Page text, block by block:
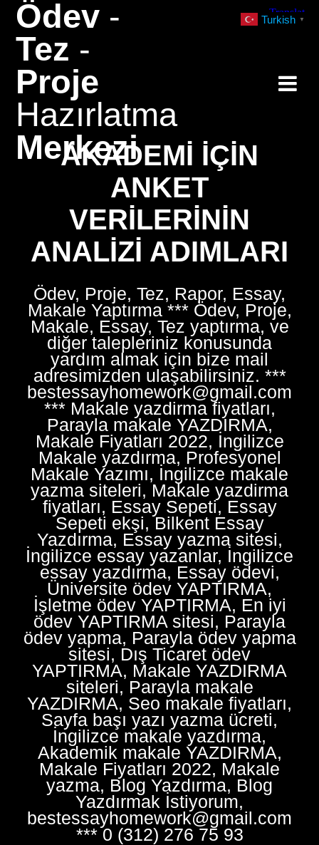
Ödev -
Tez -
Proje
Hazırlatma
Merkezi
AKADEMI İÇIN
ANKET
VERILERININ
ANALIZI ADIMLARI
Ödev, Proje, Tez, Rapor, Essay,
Makale Yaptırma *** Ödev, Proje,
Makale, Essay, Tez yaptırma, ve
diğer talepleriniz konusunda
yardım almak için bize mail
adresimizden ulaşabilirsiniz. ***
bestessayhomework@gmail.com
*** Makale yazdirma fiyatları,
Parayla makale YAZDIRMA,
Makale Fiyatları 2022, İngilizce
Makale yazdırma, Profesyonel
Makale Yazımı, İngilizce makale
yazma siteleri, Makale yazdirma
fiyatları, Essay Sepeti, Essay
Sepeti ekşi, Bilkent Essay
Yazdırma, Essay yazma sitesi,
İngilizce essay yazanlar, İngilizce
essay yazdırma, Essay ödevi,
Üniversite ödev YAPTIRMA,
İşletme ödev YAPTIRMA, En iyi
ödev YAPTIRMA sitesi, Parayla
ödev yapma, Parayla ödev yapma
sitesi, Dış Ticaret ödev
YAPTIRMA, Makale YAZDIRMA
siteleri, Parayla makale
YAZDIRMA, Seo makale fiyatları,
Sayfa başı yazı yazma ücreti,
İngilizce makale yazdırma,
Akademik makale YAZDIRMA,
Makale Fiyatları 2022, Makale
yazma, Blog Yazdırma, Blog
Yazdırmak İstiyorum,
bestessayhomework@gmail.com
*** 0 (312) 276 75 93
Turkish ▼